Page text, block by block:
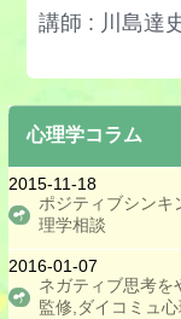
早とちりを
引っ込み思
人が嫌いな原
人と比べる
人との距離
人の気持ち
人の目が気
講師 : 川島達
心理学コラム
2015-11-18
ポジティブシンキ
理学相談
2016-01-07
ネガティブ思考を
監修,ダイコミュ